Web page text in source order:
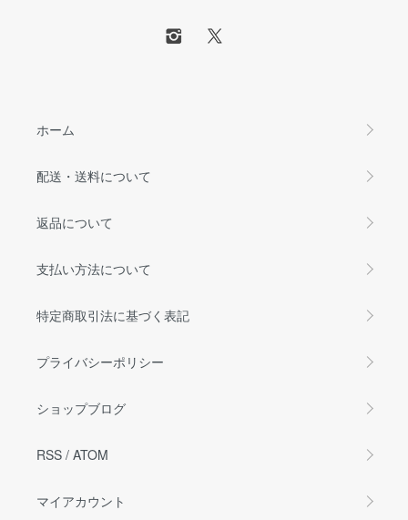
ホーム
配送・送料について
返品について
支払い方法について
特定商取引法に基づく表記
プライバシーポリシー
ショップブログ
RSS / ATOM
マイアカウント